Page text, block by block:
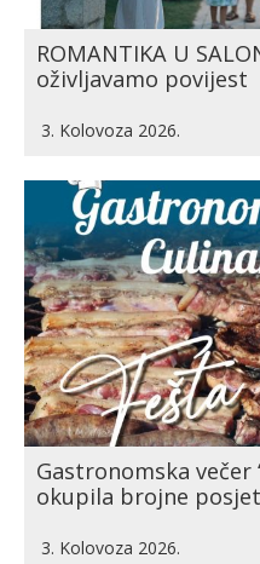
ROMANTIKA U
oživljavamo povijest
3. Kolovoza 2026.
Gastronomska večer
okupila brojne
3. Kolovoza 2026.